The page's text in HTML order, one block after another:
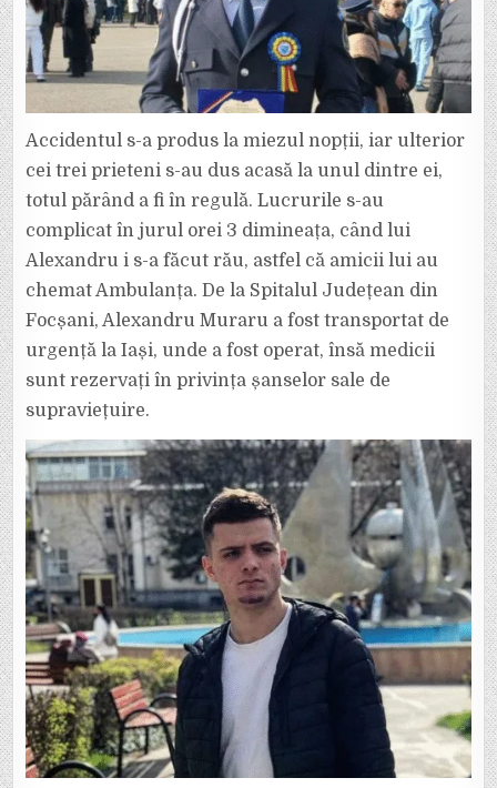
Accidentul s-a produs la miezul nopții, iar ulterior
cei trei prieteni s-au dus acasă la unul dintre ei,
totul părând a fi în regulă. Lucrurile s-au
complicat în jurul orei 3 dimineața, când lui
Alexandru i s-a făcut rău, astfel că amicii lui au
chemat Ambulanța. De la Spitalul Județean din
Focșani, Alexandru Muraru a fost transportat de
urgență la Iași, unde a fost operat, însă medicii
sunt rezervați în privința șanselor sale de
supraviețuire.